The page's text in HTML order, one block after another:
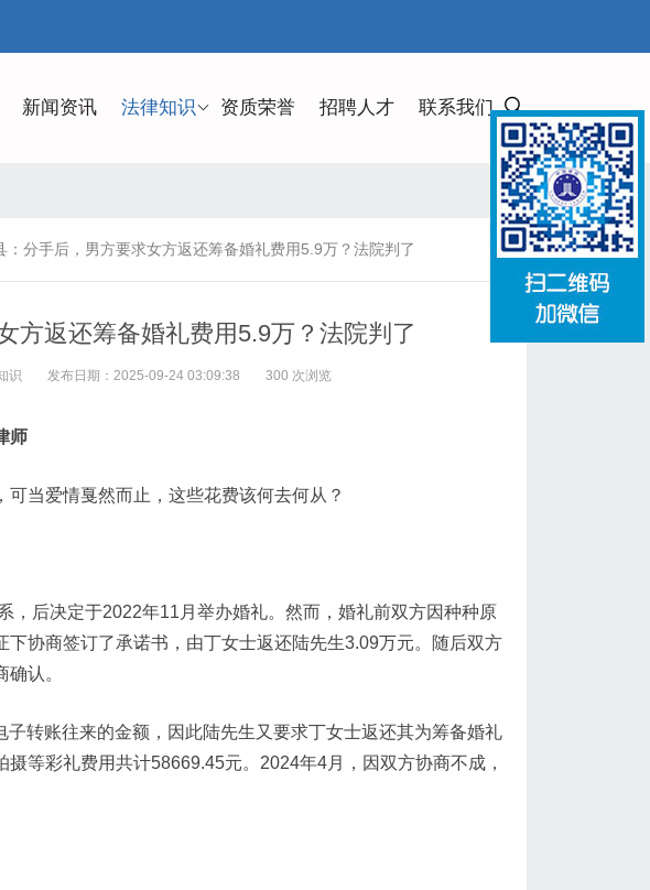
新闻资讯 法律知识 资质荣誉 招聘人才 联系我们
：分手后，男方要求女方返还筹备婚礼费用5.9万？法院判了
方返还筹备婚礼费用5.9万？法院判了
识 发布日期：2025-09-24 03:09:38 300 次浏览
师
当爱情戛然而止，这些花费该何去何从？
，后决定于2022年11月举办婚礼。然而，婚礼前双方因种种原
协商签订了承诺书，由丁女士返还陆先生3.09万元。随后双方
认。
转账往来的金额，因此陆先生又要求丁女士返还其为筹备婚礼
等彩礼费用共计58669.45元。2024年4月，因双方协商不成，